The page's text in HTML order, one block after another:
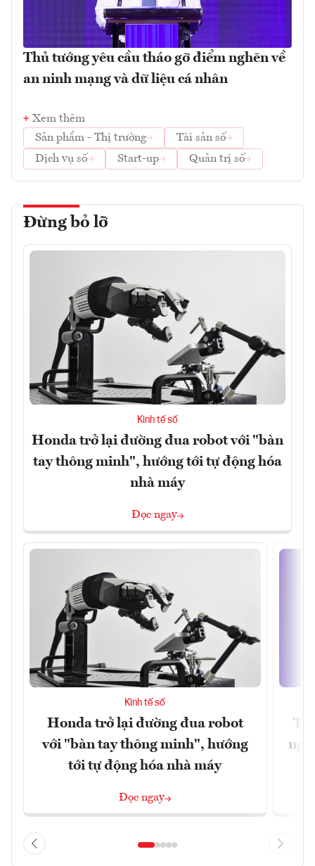
Thủ tướng yêu cầu tháo gỡ điểm nghẽn về
an ninh mạng và dữ liệu cá nhân
Xem thêm
Sản phẩm - Thị trường
Tài sản số
Dịch vụ số
Start-up Quản trị số
Đừng bỏ lỡ
Kinh tế số
Honda trở lại đường đua robot với "bàn
tay thông minh", hướng tới tự động hóa
nhà máy
Đọc ngay
Kinh tế số
Honda trở lại đường đua robot
với "bàn tay thông minh", hướng
tới tự động hóa nhà máy
Đọc ngay